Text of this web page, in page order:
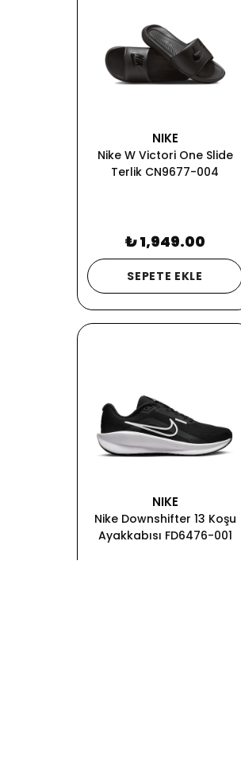
NIKE
Nike W Victori One Slide
Terlik CN9677-004
₺ 1,949.00
SEPETE EKLE
NIKE
Nike Downshifter 13 Koşu
Ayakkabısı FD6476-001